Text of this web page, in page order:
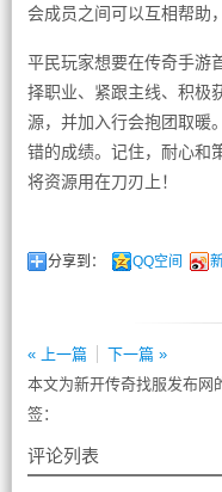
会成员之间可以互相帮助
平民玩家想要在传奇手游
择职业、紧跟主线、积极
源，并加入行会抱团取暖
错的成绩。记住，耐心和
将资源用在刀刃上！
分享到： QQ空间
« 上一篇
下一篇 »
本文为新开传奇找服发布网
签：
评论列表